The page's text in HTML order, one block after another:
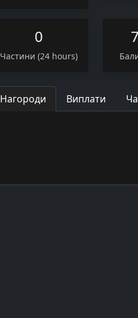
0
Частини (24 hours)
Нагороди Виплати